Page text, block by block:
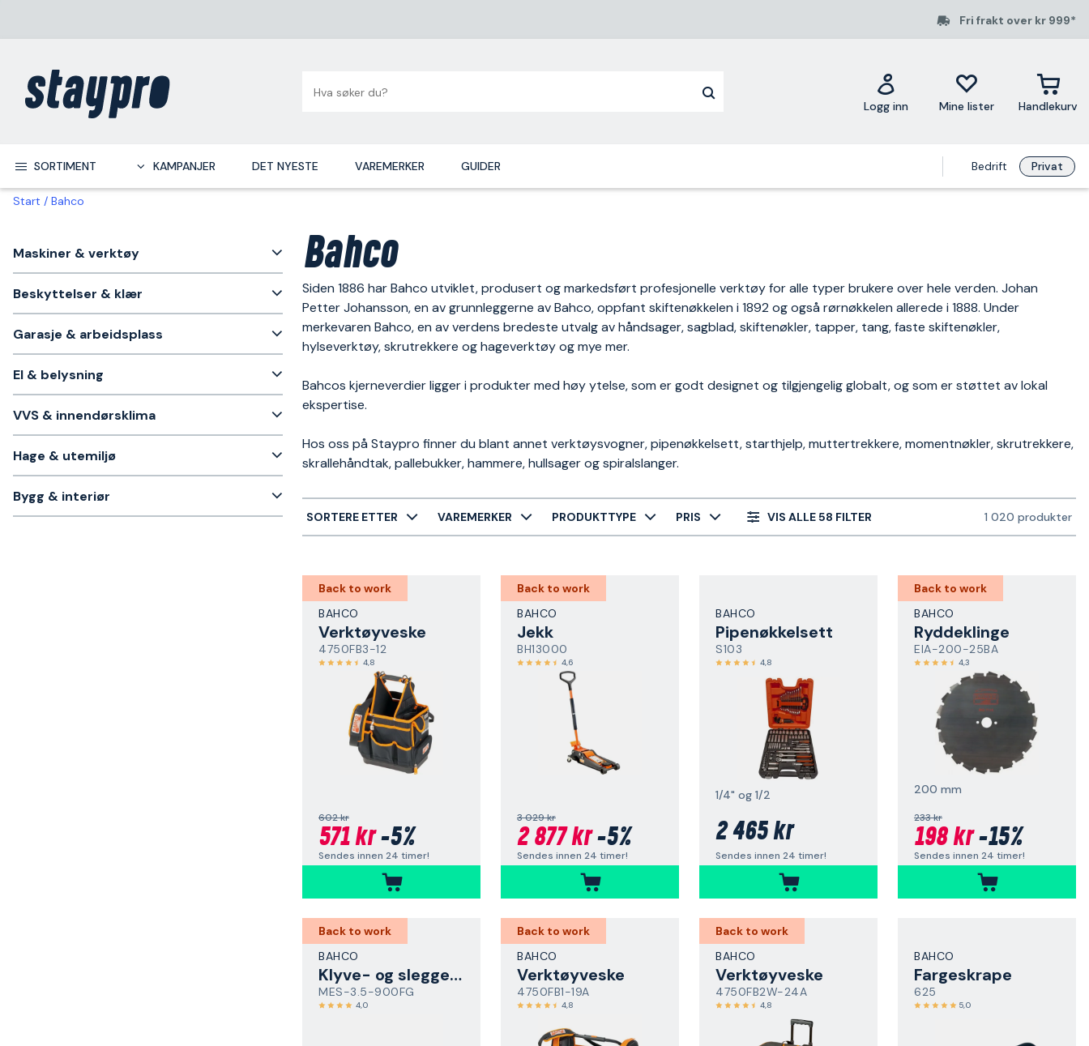
Fri frakt over kr 999*
Logg inn Mine lister Handlekurv
SORTIMENT KAMPANJER DET NYESTE VAREMERKER GUIDER Bedrift Privat
Start Bahco
Maskiner & verktøy
Beskyttelser & klær
Garasje & arbeidsplass
El & belysning
VVS & innendørsklima
Hage & utemiljø
Bygg & interiør
Bahco
Siden 1886 har Bahco utviklet, produsert og markedsført profesjonelle verktøy for alle typer brukere over hele verden. Johan
Petter Johansson, en av grunnleggerne av Bahco, oppfant skiftenøkkelen i 1892 og også rørnøkkelen allerede i 1888. Under
merkevaren Bahco, en av verdens bredeste utvalg av håndsager, sagblad, skiftenøkler, tapper, tang, faste skiftenøkler,
hylseverktøy, skrutrekkere og hageverktøy og mye mer.
Bahcos kjerneverdier ligger i produkter med høy ytelse, som er godt designet og tilgjengelig globalt, og som er støttet av lokal
ekspertise.
Hos oss på Staypro finner du blant annet verktøysvogner, pipenøkkelsett, starthjelp, muttertrekkere, momentnøkler, skrutrekkere,
skrallehåndtak, pallebukker, hammere, hullsager og spiralslanger.
SORTERE ETTER VAREMERKER PRODUKTTYPE PRIS VIS ALLE 58 FILTER 1 020 produkter
Back to work
BAHCO
Verktøyveske
4750FB3-12
4,8
602 kr
571 kr-5%
Sendes innen 24 timer!
Back to work
BAHCO
Jekk
BH13000
4,6
3 029 kr
2 877 kr-5%
Sendes innen 24 timer!
BAHCO
Pipenøkkelsett
S103
4,8
1/4" og 1/2
2 465 kr
Sendes innen 24 timer!
Back to work
BAHCO
Ryddeklinge
EIA-200-25BA
4,3
200 mm
233 kr
198 kr-15%
Sendes innen 24 timer!
Back to work
BAHCO
Klyve- og sleggeøks
MES-3.5-900FG
4,0
Back to work
BAHCO
Verktøyveske
4750FB1-19A
4,8
Back to work
BAHCO
Verktøyveske
4750FB2W-24A
4,8
BAHCO
Fargeskrape
625
5,0